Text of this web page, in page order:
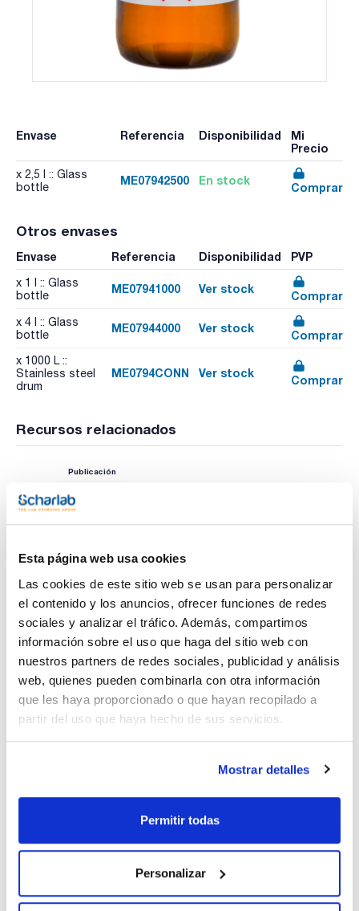
Esta página web usa cookies
Las cookies de este sitio web se usan para personalizar
el contenido y los anuncios, ofrecer funciones de redes
sociales y analizar el tráfico. Además, compartimos
información sobre el uso que haga del sitio web con
nuestros partners de redes sociales, publicidad y análisis
web, quienes pueden combinarla con otra información
que les haya proporcionado o que hayan recopilado a
partir del uso que haya hecho de sus servicios.
Mostrar detalles
Permitir todas
Personalizar
Envase Referencia Disponibilidad
Mi
Precio
x 2,5 l :: Glass
bottle
ME07942500 En stock
Comprar
Otros envases
Envase Referencia Disponibilidad PVP
x 1 l :: Glass
bottle
ME07941000 Ver stock
Comprar
x 4 l :: Glass
bottle
ME07944000 Ver stock
Comprar
x 1000 L ::
Stainless steel
drum
ME0794CONN Ver stock
Comprar
Recursos relacionados
Publicación
Documentación técnica
TDS / Ficha técnica
COA